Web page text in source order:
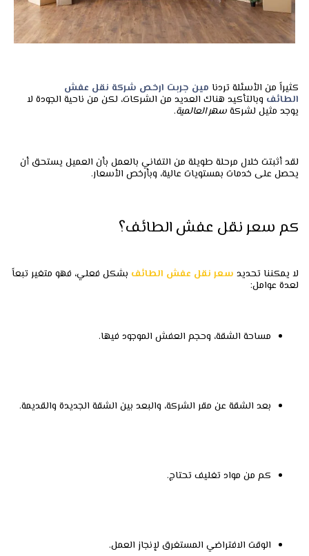
كثيراً من الأسئلة تردنا مين جربت ارخص شركة نقل عفش
الطائف وبالتأكيد هناك العديد من الشركات، لكن من ناحية الجودة لا
يوجد مثيل لشركةسهر العالمية.
لقد أثبتت خلال مرحلة طويلة من التفاني بالعمل بأن العميل يستحق أن
يحصل على خدمات بمستويات عالية، وبأرخص الأسعار.
كم سعر نقل عفش الطائف؟
لا يمكننا تحديد سعر نقل عفش الطائف بشكل فعلي، فهو متغير تبعاً
لعدة عوامل:
مساحة الشقة، وحجم العفش الموجود فيها.
بعد الشقة عن مقر الشركة، والبعد بين الشقة الجديدة والقديمة.
كم من مواد تغليف تحتاج.
الوقت الافتراضي المستغرق لإنجاز العمل.